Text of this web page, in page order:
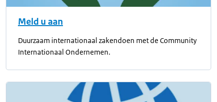
Meld u aan
Duurzaam internationaal zakendoen met de Community
Internationaal Ondernemen.